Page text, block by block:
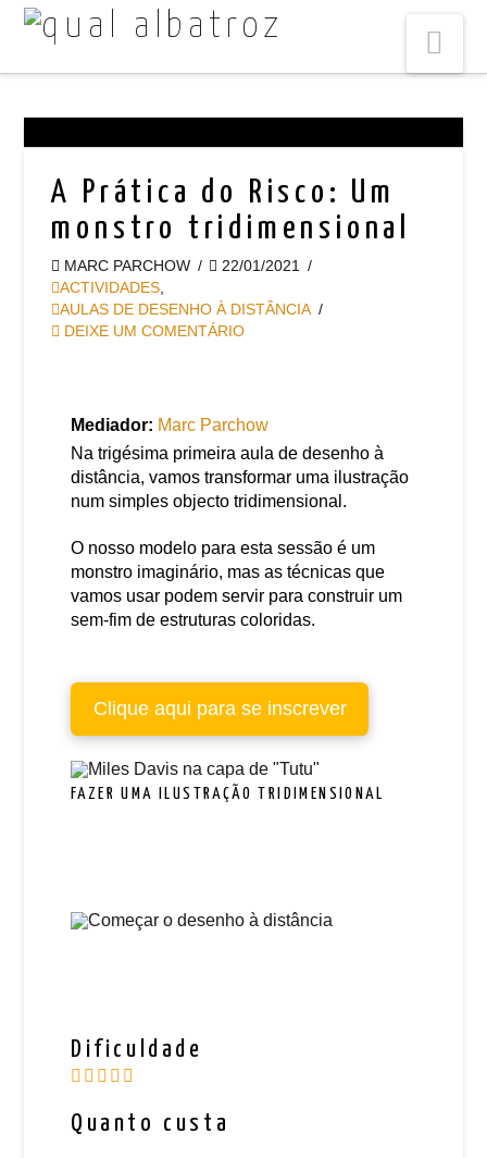
A Prática do Risco: Um
monstro tridimensional
MARC PARCHOW
22/01/2021
ACTIVIDADES
AULAS DE DESENHO À DISTÂNCIA
DEIXE UM COMENTÁRIO
Mediador: Marc Parchow
Na trigésima primeira aula de desenho à
distância, vamos transformar uma ilustração
num simples objecto tridimensional.
O nosso modelo para esta sessão é um
monstro imaginário, mas as técnicas que
vamos usar podem servir para construir um
sem-fim de estruturas coloridas.
Clique aqui para se inscrever
FAZER UMA ILUSTRAÇÃO TRIDIMENSIONAL
Dificuldade
Quanto custa